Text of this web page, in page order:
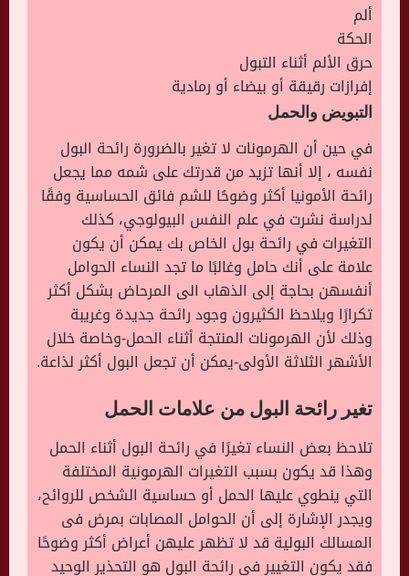
ألم
الحكة
حرق الألم أثناء التبول
إفرازات رقيقة أو بيضاء أو رمادية
التبويض والحمل
في حين أن الهرمونات لا تغير بالضرورة رائحة البول
نفسه ، إلا أنها تزيد من قدرتك على شمه مما يجعل
رائحة الأمونيا أكثر وضوحُا للشم فائق الحساسية وفقًا
لدراسة نشرت في علم النفس البيولوجي، كذلك
التغيرات في رائحة بول الخاص بك يمكن أن يكون
علامة على أنك حامل وغالبًا ما تجد النساء الحوامل
أنفسهن بحاجة إلى الذهاب الى المرحاض بشكل أكثر
تكرارًا ويلاحظ الكثيرون وجود رائحة جديدة وغريبة
وذلك لأن الهرمونات المنتجة أثناء الحمل-وخاصة خلال
الأشهر الثلاثة الأولى-يمكن أن تجعل البول أكثر لذاعة.
تغير رائحة البول من علامات الحمل
تلاحظ بعض النساء تغيرًا في رائحة البول أثناء الحمل
وهذا قد يكون بسبب التغيرات الهرمونية المختلفة
التي ينطوي عليها الحمل أو حساسية الشخص للروائح،
ويجدر الإشارة إلى أن الحوامل المصابات بمرض فى
المسالك البولية قد لا تظهر عليهن أعراض أكثر وضوحًا
فقد يكون التغيير في رائحة البول هو التحذير الوحيد